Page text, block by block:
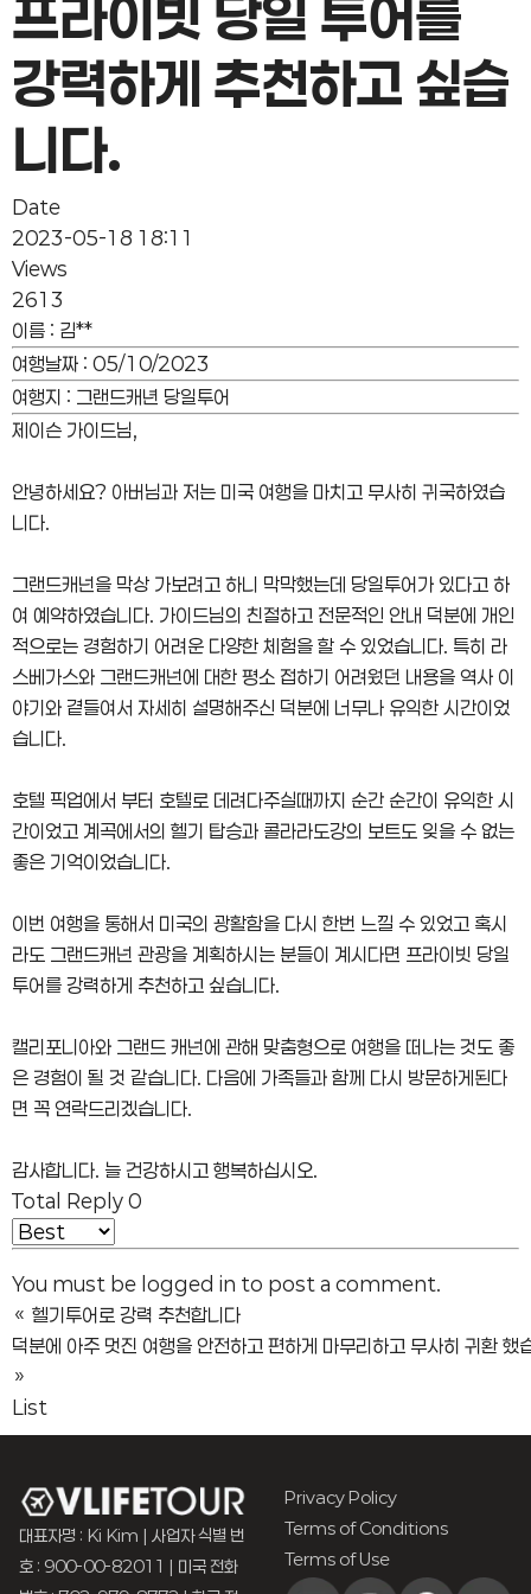
프라이빗 당일 투어를
강력하게 추천하고 싶습
니다.
Date
2023-05-18 18:11
Views
2613
이름 : 김**
여행날짜 : 05/10/2023
여행지 : 그랜드캐년 당일투어
제이슨 가이드님,
안녕하세요? 아버님과 저는 미국 여행을 마치고 무사히 귀국하였습
니다.
그랜드캐넌을 막상 가보려고 하니 막막했는데 당일투어가 있다고 하
여 예약하였습니다. 가이드님의 친절하고 전문적인 안내 덕분에 개인
적으로는 경험하기 어려운 다양한 체험을 할 수 있었습니다. 특히 라
스베가스와 그랜드캐넌에 대한 평소 접하기 어려웠던 내용을 역사 이
야기와 곁들여서 자세히 설명해주신 덕분에 너무나 유익한 시간이었
습니다.
호텔 픽업에서 부터 호텔로 데려다주실때까지 순간 순간이 유익한 시
간이었고 계곡에서의 헬기 탑승과 콜라라도강의 보트도 잊을 수 없는
좋은 기억이었습니다.
이번 여행을 통해서 미국의 광활함을 다시 한번 느낄 수 있었고 혹시
라도 그랜드캐넌 관광을 계획하시는 분들이 계시다면 프라이빗 당일
투어를 강력하게 추천하고 싶습니다.
캘리포니아와 그랜드 캐넌에 관해 맞춤형으로 여행을 떠나는 것도 좋
은 경험이 될 것 같습니다. 다음에 가족들과 함께 다시 방문하게된다
면 꼭 연락드리겠습니다.
감사합니다. 늘 건강하시고 행복하십시오.
Total Reply 0
You must be logged in to post a comment.
« 헬기투어로 강력 추천합니다
덕분에 아주 멋진 여행을 안전하고 편하게 마무리하고 무사히 귀환 했
»
List
대표자명 : Ki Kim | 사업자 식별 번
호 : 900-00-82011 | 미국 전화
Privacy Policy
Terms of Conditions
Terms of Use